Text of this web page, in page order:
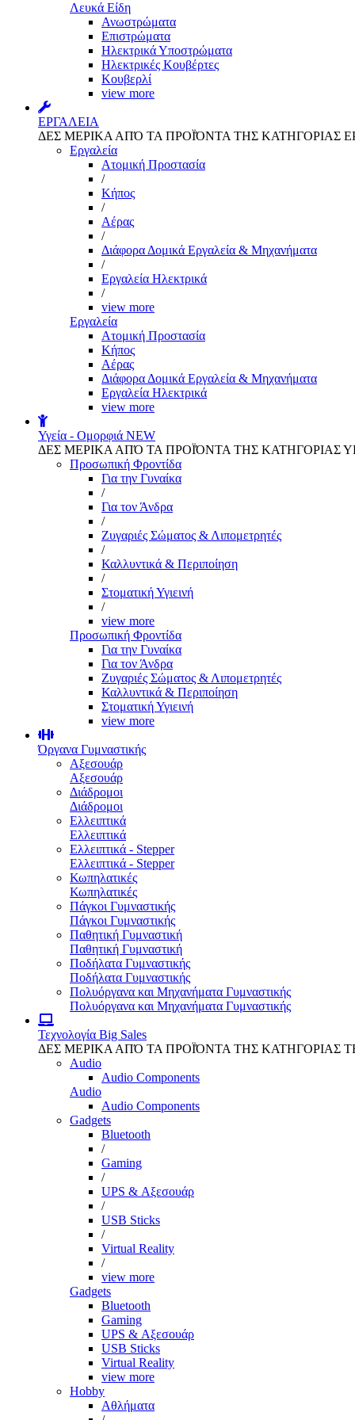
Λευκά Είδη
Ανωστρώματα
Επιστρώματα
Ηλεκτρικά Υποστρώματα
Ηλεκτρικές Κουβέρτες
Κουβερλί
view more
ΕΡΓΑΛΕΙΑ
ΔΕΣ ΜΕΡΙΚΑ ΑΠΌ ΤΑ ΠΡΟΪΌΝΤΑ ΤΗΣ ΚΑΤΗΓΟΡΙΑΣ
Εργαλεία
Aτομική Προστασία
/
Kήπος
/
Αέρας
/
Διάφορα Δομικά Εργαλεία & Μηχανήματα
/
Εργαλεία Ηλεκτρικά
/
view more
Εργαλεία
Aτομική Προστασία
Kήπος
Αέρας
Διάφορα Δομικά Εργαλεία & Μηχανήματα
Εργαλεία Ηλεκτρικά
view more
Υγεία - Ομορφιά NEW
ΔΕΣ ΜΕΡΙΚΑ ΑΠΌ ΤΑ ΠΡΟΪΌΝΤΑ ΤΗΣ ΚΑΤΗΓΟΡΙΑΣ
Προσωπική Φροντίδα
Για την Γυναίκα
/
Για τον Άνδρα
/
Ζυγαριές Σώματος & Λιπομετρητές
/
Καλλυντικά & Περιποίηση
/
Στοματική Υγιεινή
/
view more
Προσωπική Φροντίδα
Για την Γυναίκα
Για τον Άνδρα
Ζυγαριές Σώματος & Λιπομετρητές
Καλλυντικά & Περιποίηση
Στοματική Υγιεινή
view more
Όργανα Γυμναστικής
Αξεσουάρ
Αξεσουάρ
Διάδρομοι
Διάδρομοι
Ελλειπτικά
Ελλειπτικά
Ελλειπτικά - Stepper
Ελλειπτικά - Stepper
Κωπηλατικές
Κωπηλατικές
Πάγκοι Γυμναστικής
Πάγκοι Γυμναστικής
Παθητική Γυμναστική
Παθητική Γυμναστική
Ποδήλατα Γυμναστικής
Ποδήλατα Γυμναστικής
Πολυόργανα και Μηχανήματα Γυμναστικής
Πολυόργανα και Μηχανήματα Γυμναστικής
Τεχνολογία Big Sales
ΔΕΣ ΜΕΡΙΚΑ ΑΠΌ ΤΑ ΠΡΟΪΌΝΤΑ ΤΗΣ ΚΑΤΗΓΟΡΙΑΣ
Audio
Audio Components
Audio
Audio Components
Gadgets
Bluetooth
/
Gaming
/
UPS & Αξεσουάρ
/
USB Sticks
/
Virtual Reality
/
view more
Gadgets
Bluetooth
Gaming
UPS & Αξεσουάρ
USB Sticks
Virtual Reality
view more
Hobby
Αθλήματα